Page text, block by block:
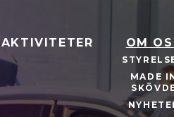
AKTIVITETER OM
MADE